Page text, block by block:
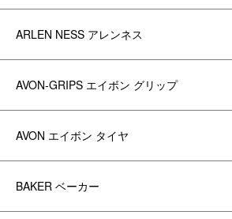
ARLEN NESS アレンネス
AVON-GRIPS エイボン グリップ
AVON エイボン タイヤ
BAKER ベーカー